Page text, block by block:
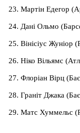
Мартін Едегор
Дані Ольмо
Вінісіус Жуніор
Ніко Вільямс
Флоріан Вірц
Граніт Джака
Матс Хуммельс